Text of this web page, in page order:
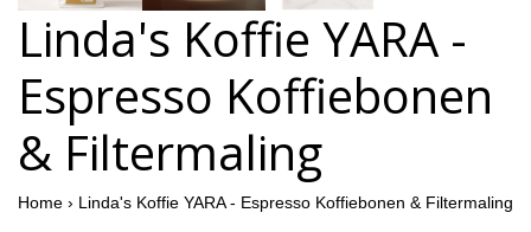
Linda's Koffie YARA -
Espresso Koffiebonen
& Filtermaling
Home › Linda's Koffie YARA - Espresso Koffiebonen & Filtermaling